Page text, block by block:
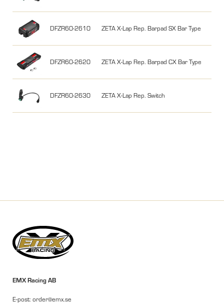
DFZR60-2610 ZETA X-Lap Rep. Barpad SX Bar Type
DFZR60-2620 ZETA X-Lap Rep. Barpad CX Bar Type
DFZR60-2630 ZETA X-Lap Rep. Switch
EMX Racing AB
E-post: order@emx.se